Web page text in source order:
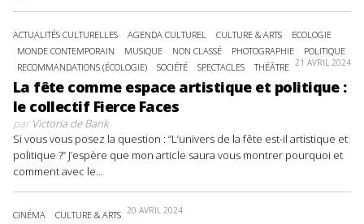
ACTUALITÉS CULTURELLES AGENDA CULTUREL CULTURE & ARTS
ECOLOGIE
MONDE CONTEMPORAIN
MUSIQUE NON CLASSÉ PHOTOGRAPHIE
POLITIQUE
RECOMMANDATIONS (ÉCOLOGIE)
SOCIÉTÉ SPECTACLES THÉÂTRE 21 AVRIL 2024
La fête comme espace artistique et politique :
le collectif Fierce Faces
parVictoria de Bank
Si vous vous posez la question : “L’univers de la fête est-il artistique et
politique ?” J’espère que mon article saura vous montrer pourquoi et
comment avec le...
CINÉMA CULTURE & ARTS 20 AVRIL 2024